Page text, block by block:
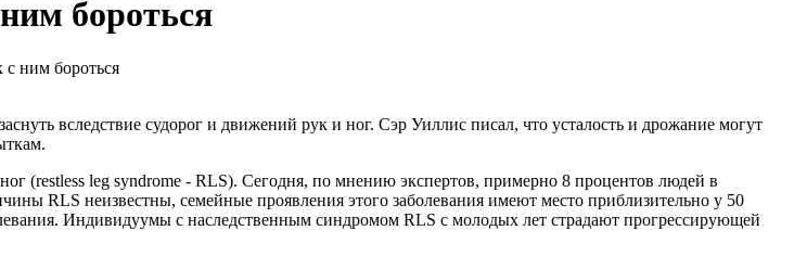
бороться
ним бороться
вследствие судорог и движений рук и ног. Сэр Уиллис писал, что усталость и дрожание могут
(restless leg syndrome - RLS). Сегодня, по мнению экспертов, примерно 8 процентов людей в
RLS неизвестны, семейные проявления этого заболевания имеют место приблизительно у 50
Индивидуумы с наследственным синдромом RLS с молодых лет страдают прогрессирующей